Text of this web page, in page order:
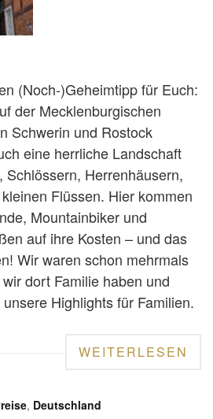
(Noch-)Geheimtipp für Euch:
der Mecklenburgischen
Schwerin und Rostock
eine herrliche Landschaft
Schlössern, Herrenhäusern,
Flüssen. Hier kommen
Mountainbiker und
auf ihre Kosten – und das
Wir waren schon mehrmals
wir dort Familie haben und
Highlights für Familien.
WEITERLESEN
, Deutschland